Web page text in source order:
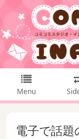
Menu
電子で話